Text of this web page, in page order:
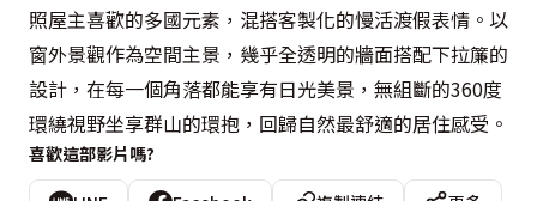
照屋主喜歡的多國元素，混搭客製化的慢活渡假表情。以
窗外景觀作為空間主景，幾乎全透明的牆面搭配下拉簾的
設計，在每一個角落都能享有日光美景，無組斷的360度
環繞視野坐享群山的環抱，回歸自然最舒適的居住感受。
喜歡這部影片嗎?